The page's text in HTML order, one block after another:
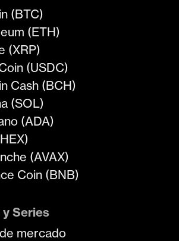
(BTC)
(ETH)
(XRP)
(USDC)
Cash (BCH)
(SOL)
(ADA)
(AVAX)
Coin (BNB)
Series
mercado